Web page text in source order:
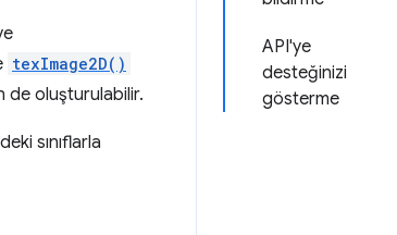
API'ye
desteğinizi
gösterme
texImage2D()
de oluşturulabilir.
sınıflarla